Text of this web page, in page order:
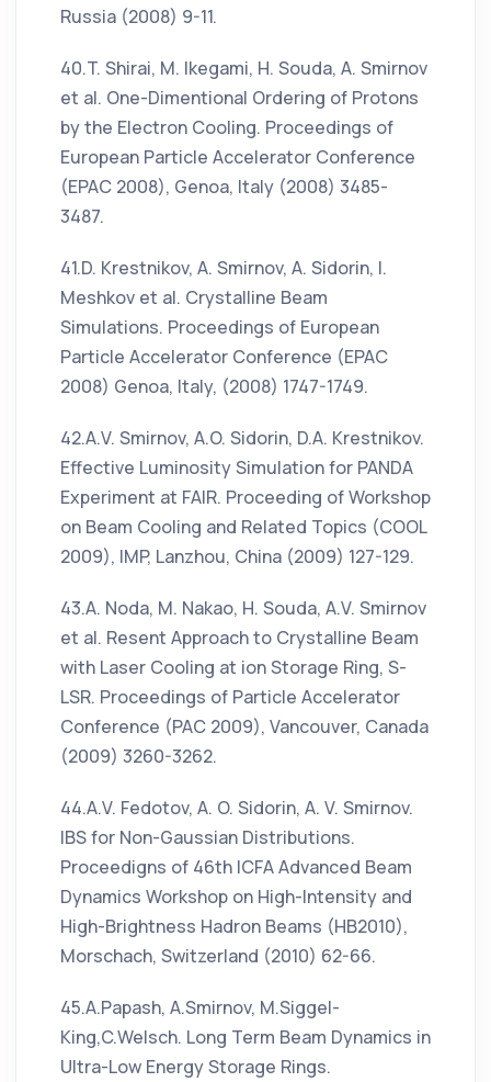
Russia (2008) 9-11.
40.T. Shirai, M. Ikegami, H. Souda, A. Smirnov
et al. One-Dimentional Ordering of Protons
by the Electron Cooling. Proceedings of
European Particle Accelerator Conference
(EPAC 2008), Genoa, Italy (2008) 3485-
3487.
41.D. Krestnikov, A. Smirnov, A. Sidorin, I.
Meshkov et al. Crystalline Beam
Simulations. Proceedings of European
Particle Accelerator Conference (EPAC
2008) Genoa, Italy, (2008) 1747-1749.
42.A.V. Smirnov, A.O. Sidorin, D.A. Krestnikov.
Effective Luminosity Simulation for PANDA
Experiment at FAIR. Proceeding of Workshop
on Beam Cooling and Related Topics (COOL
2009), IMP, Lanzhou, China (2009) 127-129.
43.A. Noda, M. Nakao, H. Souda, A.V. Smirnov
et al. Resent Approach to Crystalline Beam
with Laser Cooling at ion Storage Ring, S-
LSR. Proceedings of Particle Accelerator
Conference (PAC 2009), Vancouver, Canada
(2009) 3260-3262.
44.A.V. Fedotov, A. O. Sidorin, A. V. Smirnov.
IBS for Non-Gaussian Distributions.
Proceedigns of 46th ICFA Advanced Beam
Dynamics Workshop on High-Intensity and
High-Brightness Hadron Beams (HB2010),
Morschach, Switzerland (2010) 62-66.
45.A.Papash, A.Smirnov, M.Siggel-
King,C.Welsch. Long Term Beam Dynamics in
Ultra-Low Energy Storage Rings.